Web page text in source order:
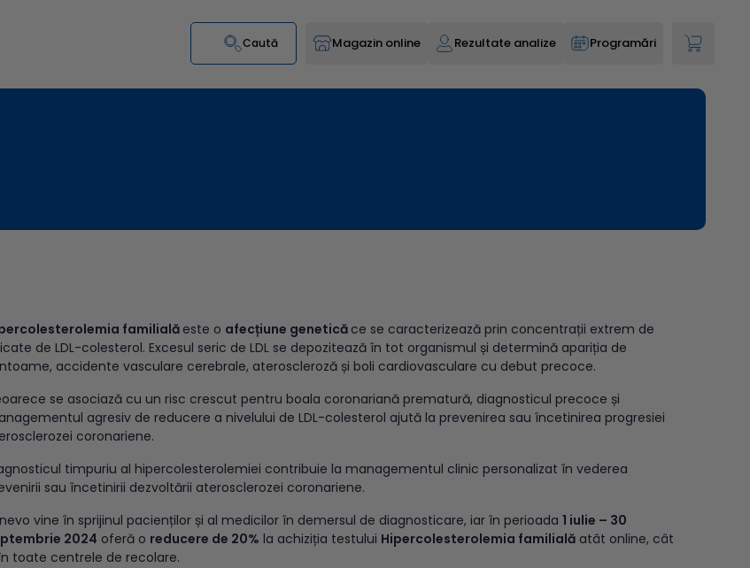
Caută Magazin online Rezultate analize Programări
familială este o afecțiune genetică ce se caracterizează prin concentrații extrem de
de LDL-colesterol. Excesul seric de LDL se depozitează în tot organismul și determină apariția de
accidente vasculare cerebrale, ateroscleroză și boli cardiovasculare cu debut precoce.
se asociază cu un risc crescut pentru boala coronariană prematură, diagnosticul precoce și
agresiv de reducere a nivelului de LDL-colesterol ajută la prevenirea sau încetinirea progresiei
coronariene.
timpuriu al hipercolesterolemiei contribuie la managementul clinic personalizat în vederea
sau încetinirii dezvoltării aterosclerozei coronariene.
vine în sprijinul pacienților și al medicilor în demersul de diagnosticare, iar în perioada 1 iulie – 30
2024 oferă o reducere de 20% la achiziția testului Hipercolesterolemia familială atât online, cât
toate centrele de recolare.